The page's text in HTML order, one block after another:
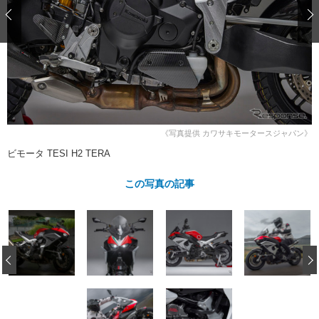
ショップレポート 愛車 File
自動車豆知識 ストップ！不具合修理＆粗悪修理
鈑金・塗装
ディテイリング
ディテイリング
ヘッドライト磨き コーティング
フィルム・ラッピング
鈑金・塗装
小キズ直し 防錆
特集記事
ストップ 不具合修理＆粗悪修理
カーメーカー「旧車」関連プロジェ
クト
ショップ紹介
ショップレポート プロショップ検索
レストア
カーメーカー「旧車」関連プロジ
イベント
《写真提供 カワサキモータースジャパン》
ビモータ TESI H2 TERA
この写真の記事
‹